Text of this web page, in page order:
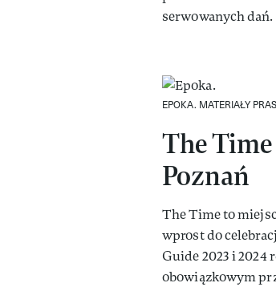
serwowanych
EPOKA. MATERIAŁY
The
Poznań
The Time to
wprost do
Guide 2023 i 2024
obowiązkowym